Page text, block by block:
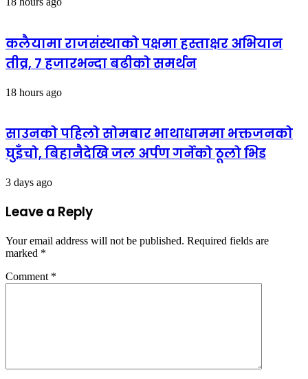
कलैयामा राजसंस्थाको पक्षमा हस्ताक्षर अभियान
तीव्र, ७ हजारभन्दा बढीको समर्थन
18 hours ago
साउनको पहिलो सोमबार भाथाधाममा भक्तजनको
घुइँचो, बिहानैदेखि जल अर्पण गर्नेको ठूलो भिड
3 days ago
Leave a Reply
Your email address will not be published. Required fields are
marked *
Comment *